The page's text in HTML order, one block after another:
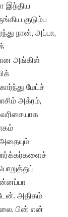
இந்திய
குடும்ப
நான், அப்பா,
அங்கிள்
மேட்ச்
அக்ரம்,
அதிகம்
பின் என்